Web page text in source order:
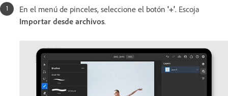
En el menú de pinceles, seleccione el botón '+'. Escoja
Importar desde archivos.